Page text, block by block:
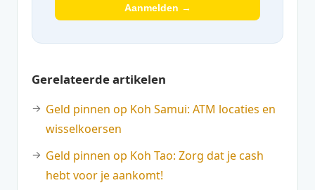
Aanmelden →
Gerelateerde artikelen
Geld pinnen op Koh Samui: ATM locaties en
wisselkoersen
Geld pinnen op Koh Tao: Zorg dat je cash
hebt voor je aankomt!